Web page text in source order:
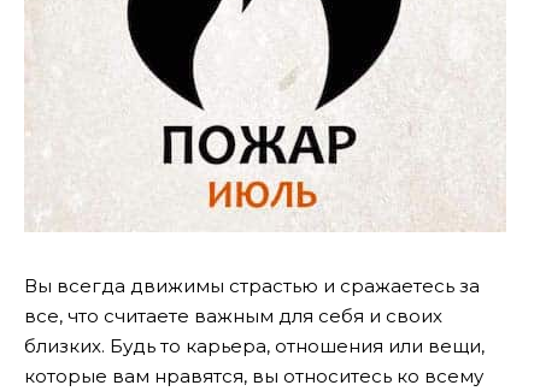
Вы всегда движимы страстью и сражаетесь за
все, что считаете важным для себя и своих
близких. Будь то карьера, отношения или вещи,
которые вам нравятся, вы относитесь ко всему